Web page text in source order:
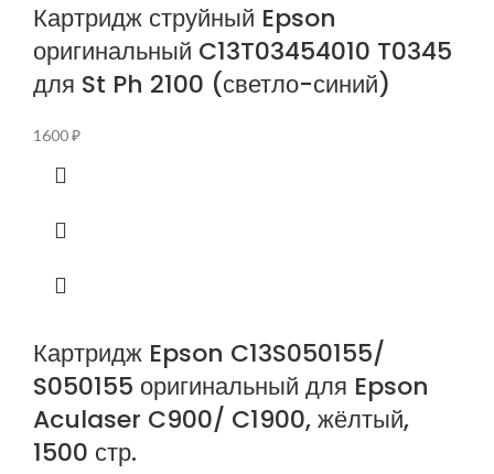
Картридж струйный Epson
оригинальный C13T03454010 T0345
для St Ph 2100 (светло-синий)
1600₽
Картридж Epson C13S050155/
S050155 оригинальный для Epson
Aculaser C900/ C1900, жёлтый,
1500 стр.